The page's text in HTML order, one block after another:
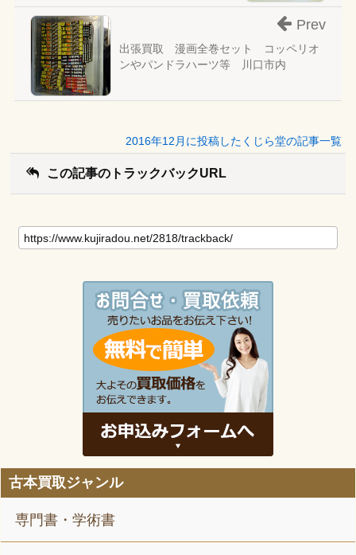
出張買取 漫画全巻セット コッペリオ
ンやパンドラハーツ等 川口市内
Prev
2016年12月に投稿したくじら堂の記事一覧
この記事のトラックバックURL
古本買取ジャンル
専門書・学術書